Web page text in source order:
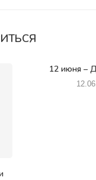
12 июня –